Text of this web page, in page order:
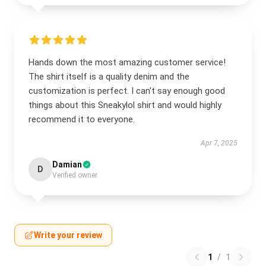
Hands down the most amazing customer service!
The shirt itself is a quality denim and the
customization is perfect. I can't say enough good
things about this Sneakylol shirt and would highly
recommend it to everyone.
Apr 7, 2025
D Damian
Verified owner
Write your review
1 / 1